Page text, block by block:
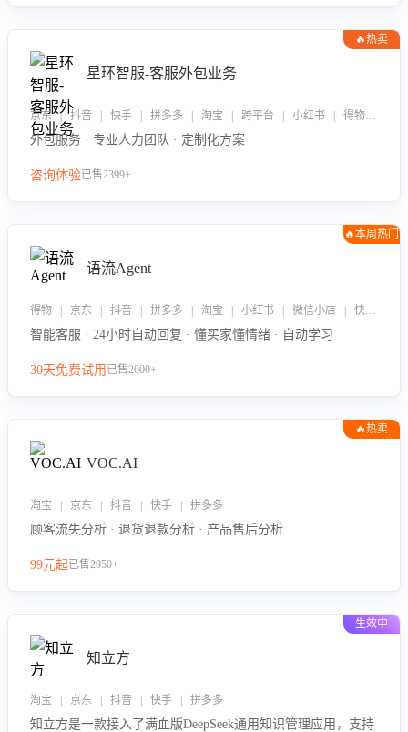
🔥热卖
星环智服-客服外包业务
京东 | 抖音 | 快手 | 拼多多 | 淘宝 | 跨平台 | 小红书 | 得物 | 企业微信
外包服务 · 专业人力团队 · 定制化方案
咨询体验已售2399+
🔥本周热门
语流Agent
得物 | 京东 | 抖音 | 拼多多 | 淘宝 | 小红书 | 微信小店 | 快手 | 唯品会
智能客服 · 24小时自动回复 · 懂买家懂情绪 · 自动学习
30天免费试用 已售2000+
🔥热卖
VOC.AI
淘宝 | 京东 | 抖音 | 快手 | 拼多多
顾客流失分析 · 退货退款分析 · 产品售后分析
99元起已售2950+
生效中
知立方
淘宝 | 京东 | 抖音 | 快手 | 拼多多
知立方是一款接入了满血版DeepSeek通用知识管理应用，支持